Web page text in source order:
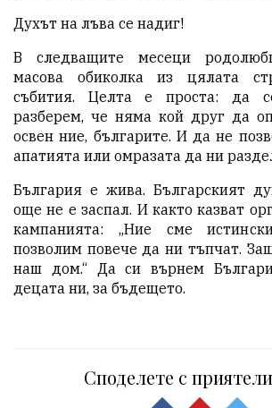
Духът на лъва се надиг!
В следващите месеци
масова обиколка из цялата
събития. Целта е проста: да
разберем, че няма кой друг да
освен ние, българите. И да не
апатията или омразата да ни
България е жива. Българският
още не е заспал. И както казват
кампанията: „Ние сме
позволим повече да ни тъпчат.
наш дом.“ Да си върнем
децата ни, за бъдещето.
Споделете с